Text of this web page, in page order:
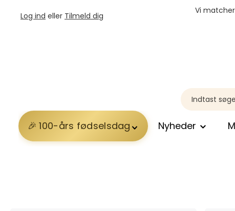
Log ind eller Tilmeld dig
Vi
100-års fødselsdag Nyheder